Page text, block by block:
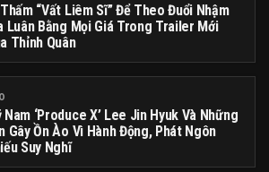
“vất Liêm Sĩ” Để Theo Đuổi Nhậm
Luân Bằng Mọi Giá Trong Trailer Mới
Thỉnh Quân
Nam ‘Produce X’ Lee Jin Hyuk Và Những
Gây Ồn Ào Vì Hành Động, Phát Ngôn
Suy Nghĩ